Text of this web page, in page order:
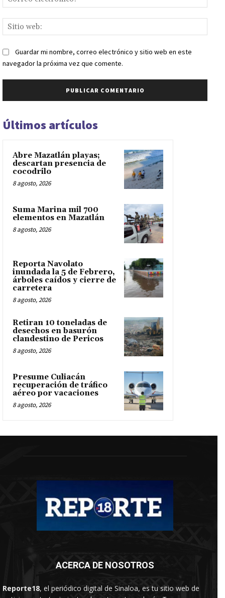
web:
Guardar mi nombre, correo electrónico y sitio web en este
navegador la próxima vez que comente.
Últimos artículos
Abre Mazatlán playas;
descartan presencia de
cocodrilo
8 agosto, 2026
Suma Marina mil 700
elementos en Mazatlán
8 agosto, 2026
Reporta Navolato
inundada la 5 de Febrero,
árboles caídos y cierre de
carretera
8 agosto, 2026
Retiran 10 toneladas de
desechos en basurón
clandestino de Pericos
8 agosto, 2026
Presume Culiacán
recuperación de tráfico
aéreo por vacaciones
8 agosto, 2026
ACERCA DE NOSOTROS
Reporte18, el periódico digital de Sinaloa, es tu sitio web de